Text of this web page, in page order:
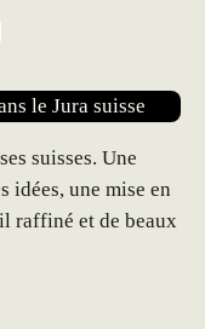
suisses. Une
idées, une mise en
raffiné et de beaux